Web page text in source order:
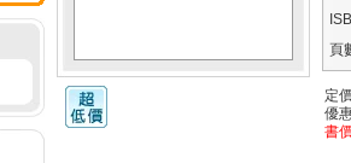
頁
定
優
書